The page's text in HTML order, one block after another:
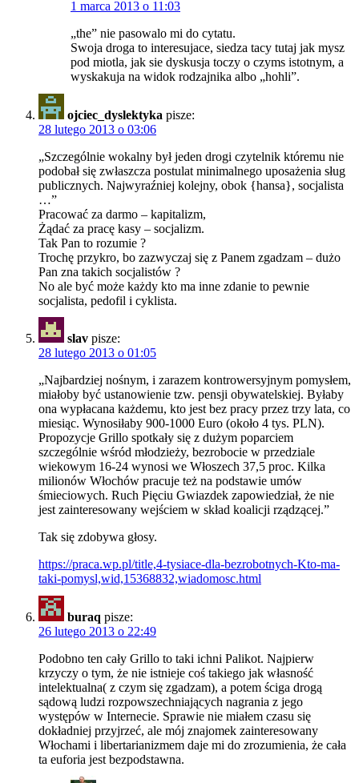
1 marca 2013 o 11:03
„the” nie pasowalo mi do cytatu.
Swoja droga to interesujace, siedza tacy tutaj jak mysz
pod miotla, jak sie dyskusja toczy o czyms istotnym, a
wyskakuja na widok rodzajnika albo „hohli”.
ojciec_dyslektyka pisze:
28 lutego 2013 o 03:06
„Szczególnie wokalny był jeden drogi czytelnik któremu nie
podobał się zwłaszcza postulat minimalnego uposażenia sług
publicznych. Najwyraźniej kolejny, obok {hansa}, socjalista
…”
Pracować za darmo – kapitalizm,
Żądać za pracę kasy – socjalizm.
Tak Pan to rozumie ?
Trochę przykro, bo zazwyczaj się z Panem zgadzam – dużo
Pan zna takich socjalistów ?
No ale być może każdy kto ma inne zdanie to pewnie
socjalista, pedofil i cyklista.
slav pisze:
28 lutego 2013 o 01:05
„Najbardziej nośnym, i zarazem kontrowersyjnym pomysłem,
miałoby być ustanowienie tzw. pensji obywatelskiej. Byłaby
ona wypłacana każdemu, kto jest bez pracy przez trzy lata, co
miesiąc. Wynosiłaby 900-1000 Euro (około 4 tys. PLN).
Propozycje Grillo spotkały się z dużym poparciem
szczególnie wśród młodzieży, bezrobocie w przedziale
wiekowym 16-24 wynosi we Włoszech 37,5 proc. Kilka
milionów Włochów pracuje też na podstawie umów
śmieciowych. Ruch Pięciu Gwiazdek zapowiedział, że nie
jest zainteresowany wejściem w skład koalicji rządzącej.”
Tak się zdobywa głosy.
https://praca.wp.pl/title,4-tysiace-dla-bezrobotnych-Kto-ma-
taki-pomysl,wid,15368832,wiadomosc.html
buraq pisze:
26 lutego 2013 o 22:49
Podobno ten cały Grillo to taki ichni Palikot. Najpierw
krzyczy o tym, że nie istnieje coś takiego jak własność
intelektualna( z czym się zgadzam), a potem ściga drogą
sądową ludzi rozpowszechniających nagrania z jego
występów w Internecie. Sprawie nie miałem czasu się
dokładniej przyjrzeć, ale mój znajomek zainteresowany
Włochami i libertarianizmem daje mi do zrozumienia, że cała
ta euforia jest bezpodstawna.